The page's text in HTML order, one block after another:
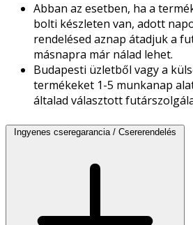
Abban az esetben, ha a
bolti készleten van, adott
rendelésed aznap átadjuk a
másnapra már nálad lehet.
Budapesti üzletből vagy a
termékeket 1-5 munkanap
általad választott
Ingyenes cseregarancia / Csererendelés